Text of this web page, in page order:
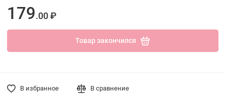
179.00 ₽
Товар закончился
В избранное В сравнение